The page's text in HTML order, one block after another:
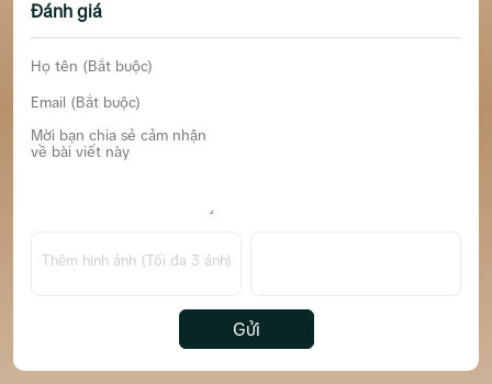
Đánh giá
Thêm hình ảnh (Tối đa 3 ảnh)
Gửi